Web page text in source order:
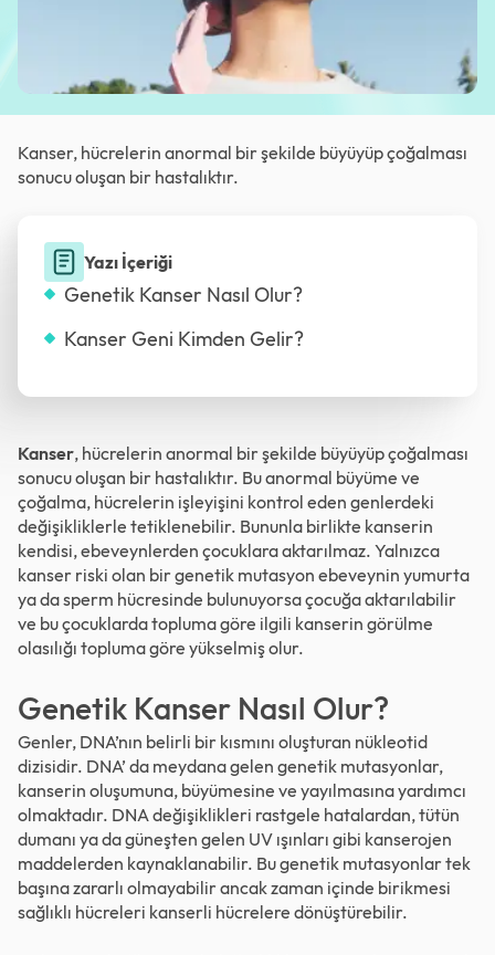
Kanser, hücrelerin anormal bir şekilde büyüyüp çoğalması
sonucu oluşan bir hastalıktır.
Yazı İçeriği
Genetik Kanser Nasıl Olur?
Kanser Geni Kimden Gelir?
Kanser, hücrelerin anormal bir şekilde büyüyüp çoğalması
sonucu oluşan bir hastalıktır. Bu anormal büyüme ve
çoğalma, hücrelerin işleyişini kontrol eden genlerdeki
değişikliklerle tetiklenebilir. Bununla birlikte kanserin
kendisi, ebeveynlerden çocuklara aktarılmaz. Yalnızca
kanser riski olan bir genetik mutasyon ebeveynin yumurta
ya da sperm hücresinde bulunuyorsa çocuğa aktarılabilir
ve bu çocuklarda topluma göre ilgili kanserin görülme
olasılığı topluma göre yükselmiş olur.
Genetik Kanser Nasıl Olur?
Genler, DNA’nın belirli bir kısmını oluşturan nükleotid
dizisidir. DNA’ da meydana gelen genetik mutasyonlar,
kanserin oluşumuna, büyümesine ve yayılmasına yardımcı
olmaktadır. DNA değişiklikleri rastgele hatalardan, tütün
dumanı ya da güneşten gelen UV ışınları gibi kanserojen
maddelerden kaynaklanabilir. Bu genetik mutasyonlar tek
başına zararlı olmayabilir ancak zaman içinde birikmesi
sağlıklı hücreleri kanserli hücrelere dönüştürebilir.